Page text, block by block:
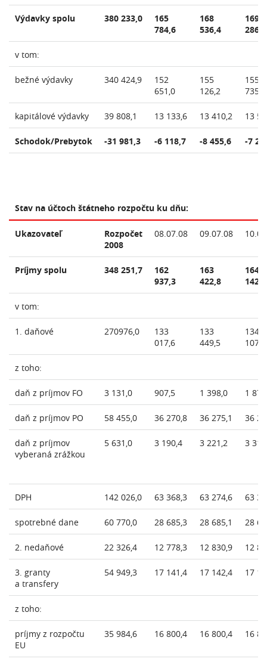
Výdavky spolu 380 233,0
165
784,6
168
536,4
169
286,6
v tom:
bežné výdavky 340 424,9
152
651,0
155
126,2
155
735,7
kapitálové výdavky 39 808,1 13 133,6 13 410,2 13
Schodok/Prebytok -31 981,3 -6 118,7 -8 455,6 -7
Stav na účtoch štátneho rozpočtu ku dňu:
Ukazovateľ
Rozpočet
2008
08.07.08 09.07.08
Príjmy spolu 348 251,7
162
937,3
163
422,8
164
142,7
v tom:
1. daňové 270976,0
133
017,6
133
449,5
134
107,0
z toho:
daň z príjmov FO 3 131,0 907,5 1 398,0 1
daň z príjmov PO 58 455,0 36 270,8 36 275,1 36
daň z príjmov
vyberaná zrážkou
5 631,0 3 190,4 3 221,2 3
DPH 142 026,0 63 368,3 63 274,6 63
spotrebné dane 60 770,0 28 685,3 28 685,1 28
2. nedaňové 22 326,4 12 778,3 12 830,9 12
3. granty
a transfery
54 949,3 17 141,4 17 142,4 17
z toho:
príjmy z rozpočtu
EU
35 984,6 16 800,4 16 800,4 16